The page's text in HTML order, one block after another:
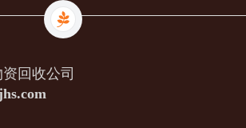
回收公司